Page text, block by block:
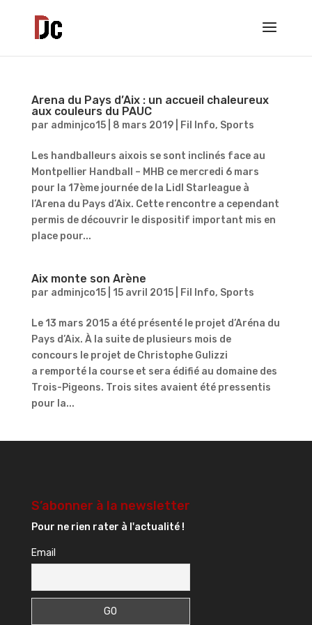
Arena du Pays d’Aix : un accueil chaleureux
aux couleurs du PAUC
par adminjco15| 8 mars 2019| Fil Info, Sports
Les handballeurs aixois se sont inclinés face au
Montpellier Handball – MHB ce mercredi 6 mars
pour la 17ème journée de la Lidl Starleague à
l’Arena du Pays d’Aix. Cette rencontre a cependant
permis de découvrir le dispositif important mis en
place pour...
Aix monte son Arène
par adminjco15| 15 avril 2015| Fil Info, Sports
Le 13 mars 2015 a été présenté le projet d’Aréna du
Pays d’Aix. À la suite de plusieurs mois de
concours le projet de Christophe Gulizzi
a remporté la course et sera édifié au domaine des
Trois-Pigeons. Trois sites avaient été pressentis
pour la...
S’abonner à la newsletter
Pour ne rien rater à l'actualité !
Email